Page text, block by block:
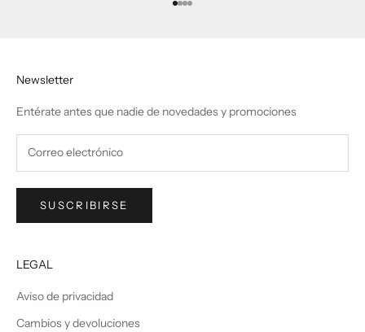
Ir al artículo 1
Ir al artículo 2
Ir al artículo 3
Ir al artículo 4
Newsletter
Entérate antes que nadie de novedades y promociones
SUSCRIBIRSE
LEGAL
Aviso de privacidad
Cambios y devoluciones